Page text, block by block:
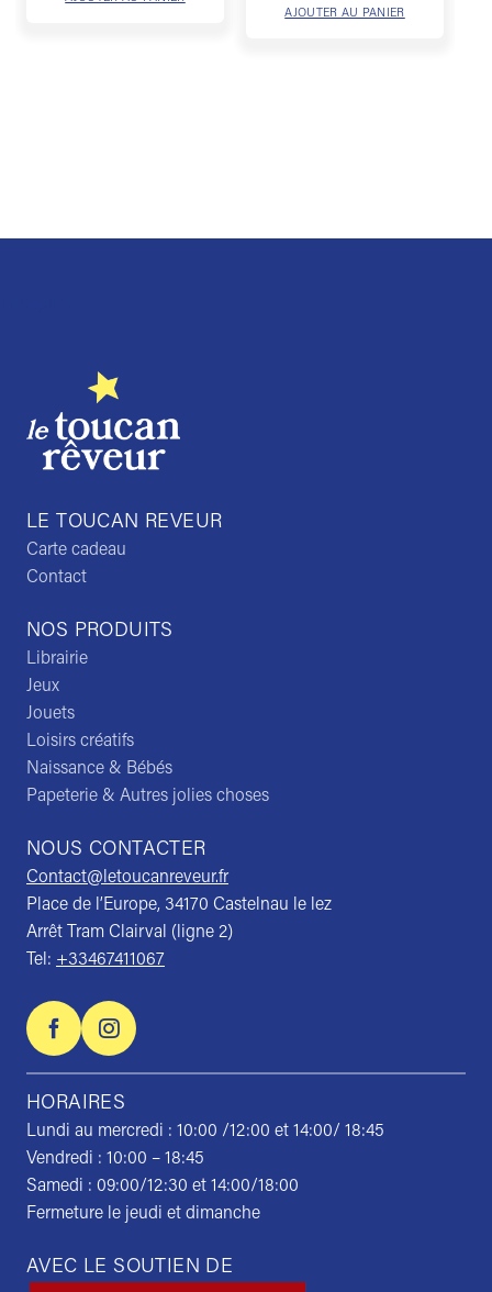
AJOUTER AU PANIER
NOS PRODUITS
Librairie
Jeux
Jouets
Loisirs créatifs
Naissance & Bébés
Papeterie & Autres jolies choses
NOUS CONTACTER
Contact@letoucanreveur.fr
Place de l’Europe, 34170 Castelnau le lez
Arrêt Tram Clairval (ligne 2)
Tel: +33467411067
HORAIRES
Lundi au mercredi : 10:00 /12:00 et 14:00/ 18:45
Vendredi : 10:00 – 18:45
Samedi : 09:00/12:30 et 14:00/18:00
Fermeture le jeudi et dimanche
LE TOUCAN REVEUR
Carte cadeau
Contact
AVEC LE SOUTIEN DE